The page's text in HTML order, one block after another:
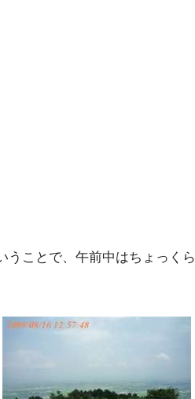
うことで、午前中はちょっくら